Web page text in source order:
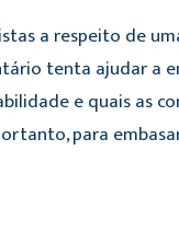
a respeito de
tenta ajudar a
e quais as
para